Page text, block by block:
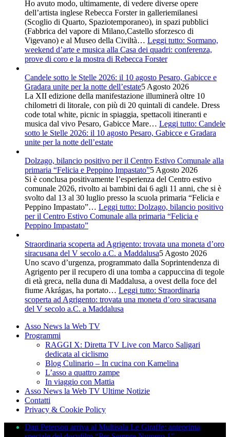
Ho avuto modo, ultimamente, di vedere diverse opere
dell’artista inglese Rebecca Forster in galleriemilanesi
(Scoglio di Quarto, Spaziotemporaneo), in spazi pubblici
(Fabbrica del vapore di Milano,Castello sforzesco di
Vigevano) e al Museo della Civiltà… Leggi tutto: Sormano,
weekend d’arte e musica alla Casa dei quadri: conferenza,
prove di coro e la mostra di Rebecca Forster
Candele sotto le Stelle 2026: il 10 agosto Pesaro, Gabicce e
Gradara unite per la notte dell’estate5 Agosto 2026
La XII edizione della manifestazione illuminerà oltre 10
chilometri di litorale, con più di 20 quintali di candele. Dress
code total white, picnic in spiaggia, spettacoli itineranti e
musica dal vivo Pesaro, Gabicce Mare… Leggi tutto: Candele
sotto le Stelle 2026: il 10 agosto Pesaro, Gabicce e Gradara
unite per la notte dell’estate
Dolzago, bilancio positivo per il Centro Estivo Comunale alla
primaria “Felicia e Peppino Impastato”5 Agosto 2026
Si è conclusa positivamente l’esperienza del Centro estivo
comunale 2026, rivolto ai bambini dai 6 agli 11 anni, che si è
svolto dal 13 al 30 luglio presso la scuola primaria “Felicia e
Peppino Impastato”… Leggi tutto: Dolzago, bilancio positivo
per il Centro Estivo Comunale alla primaria “Felicia e
Peppino Impastato”
Straordinaria scoperta ad Agrigento: trovata una moneta d’oro
siracusana del V secolo a.C. a Maddalusa5 Agosto 2026
Uno scavo d’urgenza, programmato dalla Soprintendenza di
Agrigento per il recupero di una tomba a cappuccina di tegole
di età greca, nella duna di Maddalusa, a ovest della foce del
fiume Akrágas, ha portato… Leggi tutto: Straordinaria
scoperta ad Agrigento: trovata una moneta d’oro siracusana
del V secolo a.C. a Maddalusa
Asso News la Web TV
Programmi
RAGGI X: Diretta TV Live con Marco Saligari
dedicata al ciclismo
Blog Culinario – In cucina con Kamelina
L’asso a quattro zampe
In viaggio con Mattia
Asso News la Web TV Ultime Notizie
Contatti
Privacy & Cookie Policy
Dan Peterson arriva al Multisala Le Giraffe: anteprima